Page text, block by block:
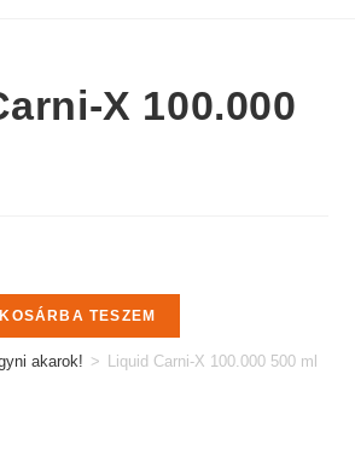
X 100.000
KOSÁRBA TESZEM
akarok! > Liquid Carni-X 100.000 500 ml